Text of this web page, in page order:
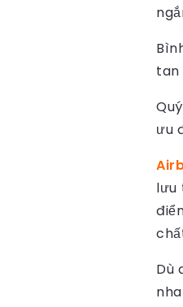
tan
ưu
lưu
Dù